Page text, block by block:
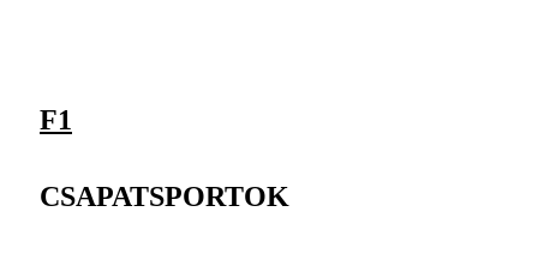
F1
CSAPATSPORTOK